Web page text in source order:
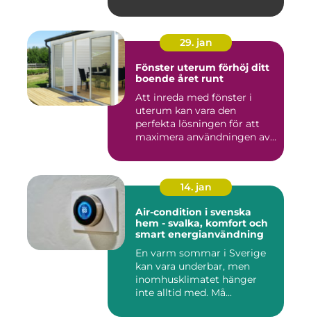
29. jan
Fönster uterum förhöj ditt
boende året runt
Att inreda med fönster i
uterum kan vara den
perfekta lösningen för att
maximera användningen av
14. jan
Air-condition i svenska
hem - svalka, komfort och
smart energianvändning
En varm sommar i Sverige
kan vara underbar, men
inomhusklimatet hänger
inte alltid med. Må...